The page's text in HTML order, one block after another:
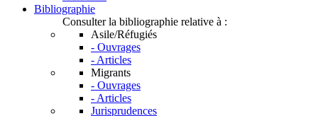
Bibliographie
Consulter la bibliographie relative à :
Asile/Réfugiés
- Ouvrages
- Articles
Migrants
- Ouvrages
- Articles
Jurisprudences